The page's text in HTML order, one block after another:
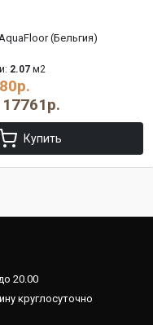
(Бельгия)
2.07 м2
17761р.
Купить
20.00
круглосуточно